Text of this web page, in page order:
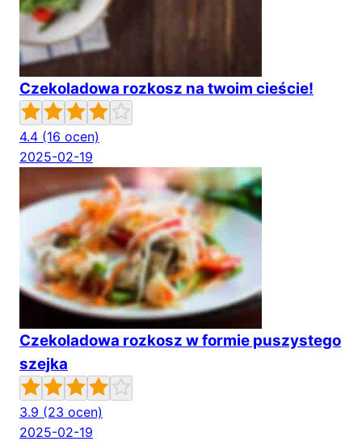
Czekoladowa rozkosz na twoim cieście!
4.4 (16 ocen)
2025-02-19
Czekoladowa rozkosz w formie puszystego
szejka
3.9 (23 ocen)
2025-02-19